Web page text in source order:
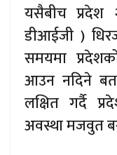
यसैबीच प्रदेश
डीआईजी )
समयमा
आउन नदिने
लक्षित गर्दै
अवस्था मजवुत